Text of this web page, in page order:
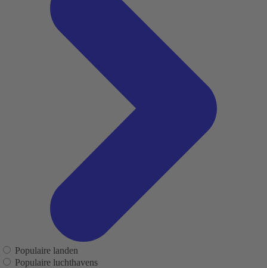
Populaire landen
Populaire luchthavens